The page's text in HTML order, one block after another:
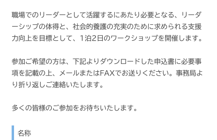
職場でのリーダーとして活躍するにあたり必要となる、リーダ
ーシップの体得と、社会的養護の充実のために求められる支援
力向上を目標として、1泊2日のワークショップを開催します。
参加ご希望の方は、下記よりダウンロードした申込書に必要事
項を記載の上、メールまたはFAXでお送りください。事務局よ
り折り返しご連絡いたします。
多くの皆様のご参加をお待ちいたします。
名称